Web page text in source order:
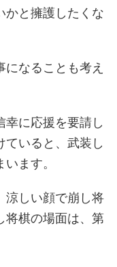
かと擁護したくな
なることも考え
幸に応援を要請し
ていると、武装し
ます。
涼しい顔で崩し将
将棋の場面は、第